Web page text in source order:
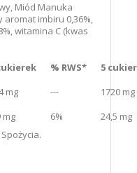
Miód Manuka
aromat imbiru 0,36%,
witamina C (kwas
% RWS*
5
mg ---
1720 mg
mg 6%
24,5 mg